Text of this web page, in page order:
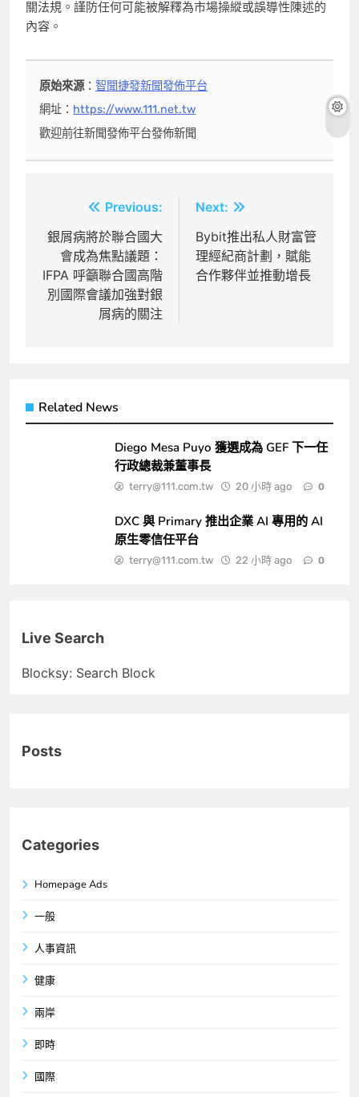
關法規。謹防任何可能被解釋為市場操縱或誤導性陳述的
內容。
原始來源：智聞捷發新聞發佈平台
網址： https://www.111.net.tw
歡迎前往新聞發佈平台發佈新聞
章
導
覽
Previous:
銀屑病將於聯合國大
會成為焦點議題：
IFPA 呼籲聯合國高階
別國際會議加強對銀
屑病的關注
Next:
Bybit推出私人財富管
理經紀商計劃，賦能
合作夥伴並推動增長
Related News
Diego Mesa Puyo 獲選成為 GEF 下一任
行政總裁兼董事長
terry@111.com.tw 20 小時 ago 0
DXC 與 Primary 推出企業 AI 專用的 AI
原生零信任平台
terry@111.com.tw 22 小時 ago 0
Live Search
Blocksy: Search Block
Posts
Categories
Homepage Ads
一般
人事資訊
健康
兩岸
即時
國際